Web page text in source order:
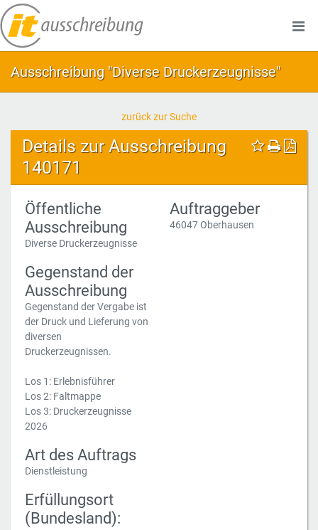
Ausschreibung "Diverse Druckerzeugnisse"
zurück zur Suche
Details zur Ausschreibung
140171
Öffentliche
Ausschreibung
Diverse Druckerzeugnisse
Gegenstand der
Ausschreibung
Gegenstand der Vergabe ist
der Druck und Lieferung von
diversen
Druckerzeugnissen.
Los 1: Erlebnisführer
Los 2: Faltmappe
Los 3: Druckerzeugnisse
2026
Art des Auftrags
Dienstleistung
Erfüllungsort
(Bundesland):
Auftraggeber
46047 Oberhausen